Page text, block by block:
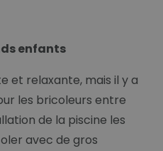
enfants
et relaxante, mais il y a
les bricoleurs entre
de la piscine les
avec de gros